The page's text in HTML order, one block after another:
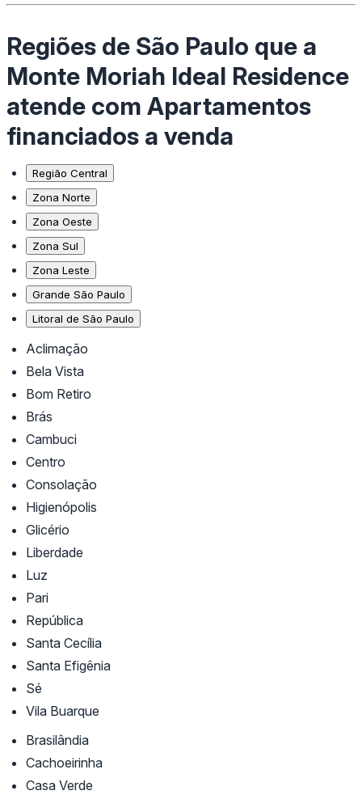
Regiões de São Paulo que a
Monte Moriah Ideal Residence
atende com Apartamentos
financiados a venda
Região Central
Zona Norte
Zona Oeste
Zona Sul
Zona Leste
Grande São Paulo
Litoral de São Paulo
Aclimação
Bela Vista
Bom Retiro
Brás
Cambuci
Centro
Consolação
Higienópolis
Glicério
Liberdade
Luz
Pari
República
Santa Cecília
Santa Efigênia
Sé
Vila Buarque
Brasilândia
Cachoeirinha
Casa Verde